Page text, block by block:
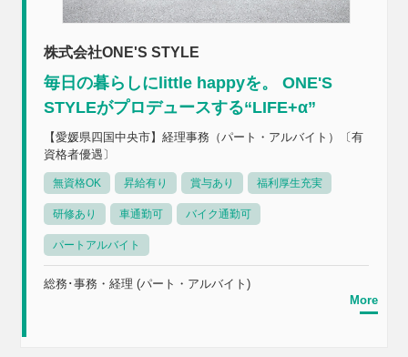
株式会社ONE'S STYLE
毎日の暮らしにlittle happyを。 ONE'S
STYLEがプロデュースする“LIFE+α”
【愛媛県四国中央市】経理事務（パート・アルバイト）〔有
資格者優遇〕
無資格OK 昇給有り 賞与あり 福利厚生充実
研修あり 車通勤可 バイク通勤可
パートアルバイト
総務･事務・経理 (パート・アルバイト)
More